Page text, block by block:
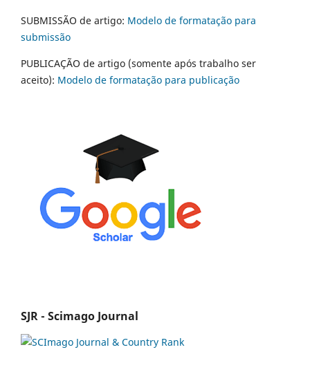
SUBMISSÃO de artigo: Modelo de formatação para
submissão
PUBLICAÇÃO de artigo (somente após trabalho ser
aceito): Modelo de formatação para publicação
SJR - Scimago Journal